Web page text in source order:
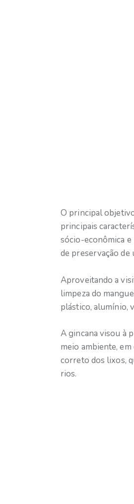
O principal
principais
sócio-econômica e
de preservação de
Aproveitando a
limpeza do
plástico, alumínio,
A gincana visou à
meio ambiente,
correto dos lixos,
rios.